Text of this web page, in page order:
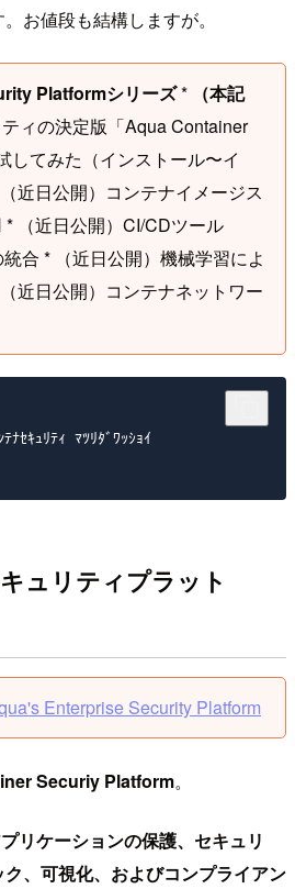
お値段も結構しますが。
Platformシリーズ*
（本記
ィの決定版「Aqua Container
してみた（インストール〜イ
近日公開）コンテナイメージス
（近日公開）CI/CDツール
合 * （近日公開）機械学習によ
近日公開）コンテナネットワー
ｷｭﾘﾃｨ ﾏﾂﾘﾀﾞﾜｯｼｮｲ
ュリティプラット
Enterprise Security Platform
Securiy Platform。
リケーションの保護、セキュリ
、可視化、およびコンプライアン